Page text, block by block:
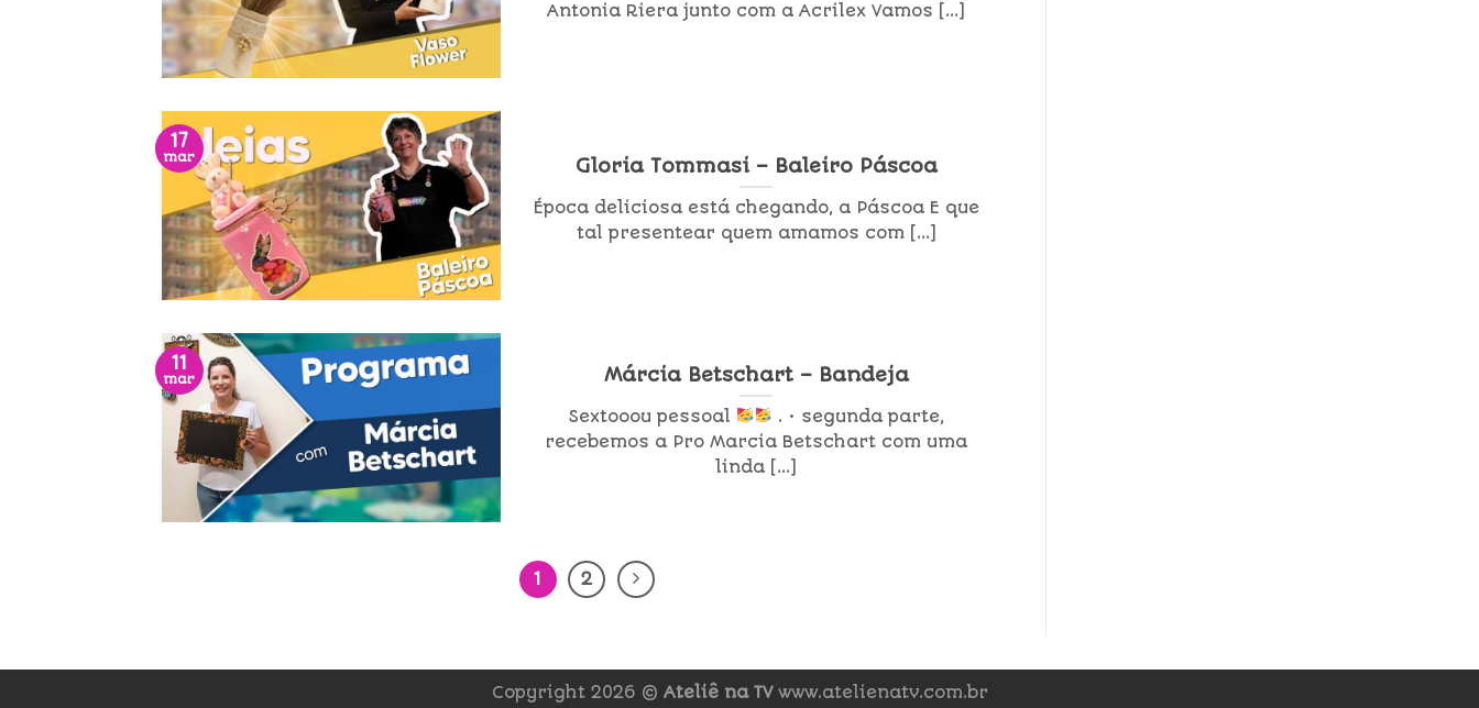
Antonia Riera junto com a Acrilex Vamos [...]
Gloria Tommasi – Baleiro Páscoa
Época deliciosa está chegando, a Páscoa E que
tal presentear quem amamos com [...]
17
mar
Márcia Betschart – Bandeja
Sextooou pessoal
. • segunda parte,
recebemos a Pro Marcia Betschart com uma
linda [...]
11
mar
1 2
Copyright 2026 © Ateliê na TVwww.atelienatv.com.br